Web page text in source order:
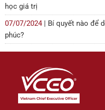
học giá trị
07/07/2024 | Bí quyết nào để
phúc?